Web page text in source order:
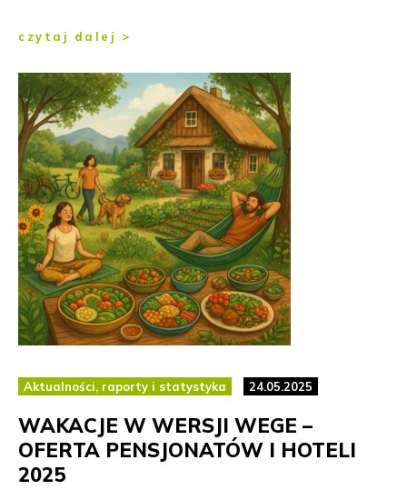
czytaj dalej >
Aktualności, raporty i statystyka 24.05.2025
WAKACJE W WERSJI WEGE –
OFERTA PENSJONATÓW I HOTELI
2025